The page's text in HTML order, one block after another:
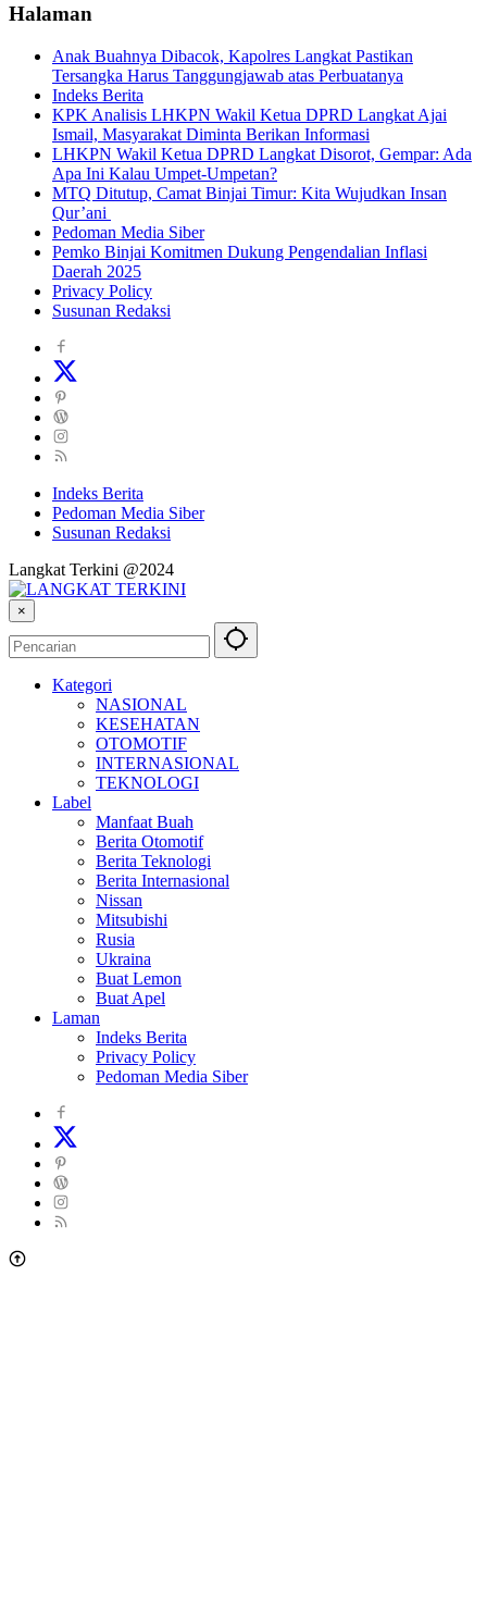
Halaman
Anak Buahnya Dibacok, Kapolres Langkat Pastikan
Tersangka Harus Tanggungjawab atas Perbuatanya
Indeks Berita
KPK Analisis LHKPN Wakil Ketua DPRD Langkat Ajai
Ismail, Masyarakat Diminta Berikan Informasi
LHKPN Wakil Ketua DPRD Langkat Disorot, Gempar: Ada
Apa Ini Kalau Umpet-Umpetan?
MTQ Ditutup, Camat Binjai Timur: Kita Wujudkan Insan
Qur’ani
Pedoman Media Siber
Pemko Binjai Komitmen Dukung Pengendalian Inflasi
Daerah 2025
Privacy Policy
Susunan Redaksi
Indeks Berita
Pedoman Media Siber
Susunan Redaksi
Langkat Terkini @2024
×
Kategori
NASIONAL
KESEHATAN
OTOMOTIF
INTERNASIONAL
TEKNOLOGI
Label
Manfaat Buah
Berita Otomotif
Berita Teknologi
Berita Internasional
Nissan
Mitsubishi
Rusia
Ukraina
Buat Lemon
Buat Apel
Laman
Indeks Berita
Privacy Policy
Pedoman Media Siber